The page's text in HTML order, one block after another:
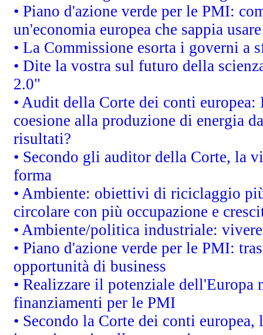
• Piano d'azione verde per le PMI:
un'economia europea che sappia
• La Commissione esorta i governi
• Dite la vostra sul futuro della
2.0"
• Audit della Corte dei conti
coesione alla produzione di energia
risultati?
• Secondo gli auditor della Corte, la
forma
• Ambiente: obiettivi di riciclaggio
circolare con più occupazione e
• Ambiente/politica industriale:
• Piano d'azione verde per le PMI:
opportunità di business
• Realizzare il potenziale
finanziamenti per le PMI
• Secondo la Corte dei conti